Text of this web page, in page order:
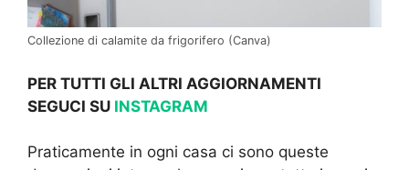
Collezione di calamite da frigorifero (Canva)
PER TUTTI GLI ALTRI AGGIORNAMENTI
SEGUCI SU INSTAGRAM
Praticamente in ogni casa ci sono queste